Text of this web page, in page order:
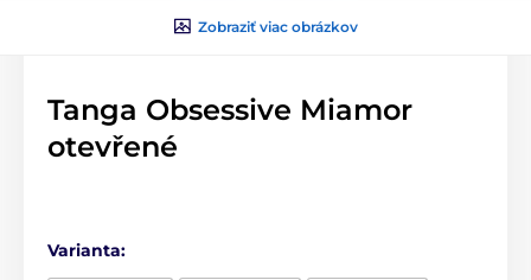
Zobraziť viac obrázkov
Tanga Obsessive Miamor
otevřené
Varianta: